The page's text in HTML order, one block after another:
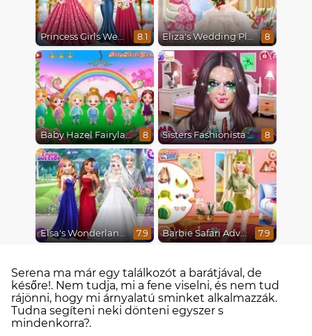
Princess Girls Wedding Trip 8.1 Eliza's Wedding Planner 8
Baby Hazel Fairyland Ballet 8 Sisters Fashionista Makeup 8
Elsa's Wonderland Wedding 7.9 Barbie Safari Adventure 7.9
Serena ma már egy találkozót a barátjával, de
későre!. Nem tudja, mi a fene viselni, és nem tud
rájönni, hogy mi árnyalatú sminket alkalmazzák.
Tudna segíteni neki dönteni egyszer s
mindenkorra?.